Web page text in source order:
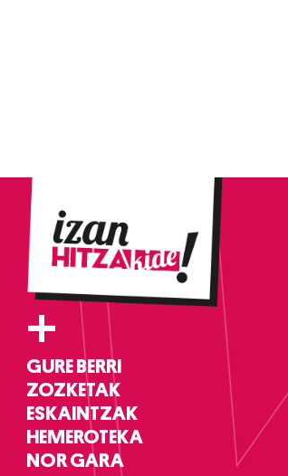
+
GURE BERRI
ZOZKETAK
ESKAINTZAK
HEMEROTEKA
NOR GARA